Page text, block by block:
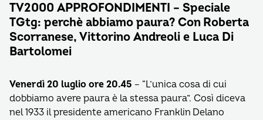
TV2000 APPROFONDIMENTI – Speciale
TGtg: perchè abbiamo paura? Con Roberta
Scorranese, Vittorino Andreoli e Luca Di
Bartolomei
Venerdì 20 luglio ore 20.45 – “L’unica cosa di cui
dobbiamo avere paura è la stessa paura”. Così diceva
nel 1933 il presidente americano Franklin Delano